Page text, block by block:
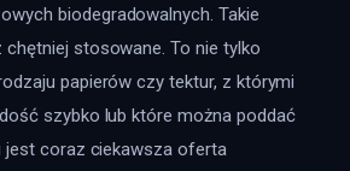
biodegradowalnych. Takie
stosowane. To nie tylko
papierów czy tektur, z którymi
szybko lub które można poddać
jest coraz ciekawsza oferta